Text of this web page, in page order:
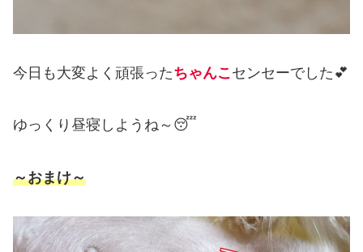
今日も大変よく頑張ったちゃんこ センセーでした💕
ゆっくり昼寝しようね～😴
～おまけ～